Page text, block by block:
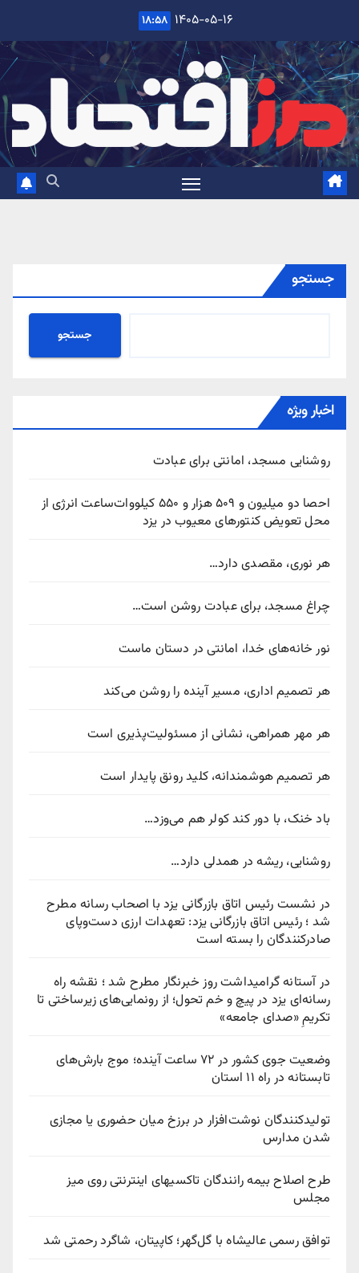
content
۱۴۰۵-۰۵-۱۶ ۱۸:۵۸
جستجو
جستجو
اخبار ویژه
روشنایی مسجد، امانتی برای عبادت
احصا دو میلیون و ۵۰۹ هزار و ۵۵۰ کیلووات‌ساعت انرژی از
محل تعویض کنتورهای معیوب در یزد
هر نوری، مقصدی دارد…
چراغ مسجد، برای عبادت روشن است…
نور خانه‌های خدا، امانتی در دستان ماست
هر تصمیم اداری، مسیر آینده را روشن می‌کند
هر مهر همراهی، نشانی از مسئولیت‌پذیری است
هر تصمیم هوشمندانه، کلید رونق پایدار است
باد خنک، با دور کند کولر هم می‌وزد…
روشنایی، ریشه در همدلی دارد…
در نشست رئیس اتاق بازرگانی یزد با اصحاب رسانه مطرح
شد ؛ رئیس اتاق بازرگانی یزد: تعهدات ارزی دست‌وپای
صادرکنندگان را بسته است
در آستانه گرامیداشت روز خبرنگار مطرح شد ؛ نقشه راه
رسانه‌ای یزد در پیچ‌ و خم تحول؛ از رونمایی‌های زیرساختی تا
تکریمِ «صدای جامعه»
وضعیت جوی کشور در ۷۲ ساعت آینده؛ موج بارش‌های
تابستانه در راه ۱۱ استان
تولیدکنندگان نوشت‌افزار در برزخ میان حضوری یا مجازی
شدن مدارس
طرح اصلاح بیمه رانندگان تاکسیهای اینترنتی روی میز
مجلس
توافق رسمی عالیشاه با گل‌گهر؛ کاپیتان، شاگرد رحمتی شد